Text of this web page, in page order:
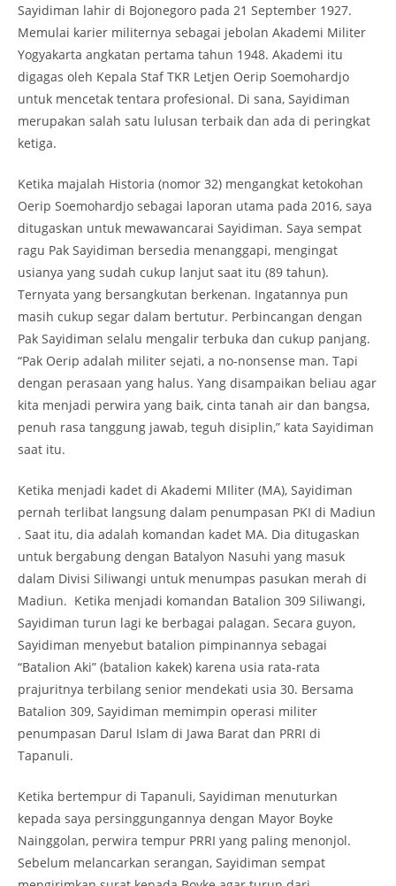
Sayidiman lahir di Bojonegoro pada 21 September 1927.
Memulai karier militernya sebagai jebolan Akademi Militer
Yogyakarta angkatan pertama tahun 1948. Akademi itu
digagas oleh Kepala Staf TKR Letjen Oerip Soemohardjo
untuk mencetak tentara profesional. Di sana, Sayidiman
merupakan salah satu lulusan terbaik dan ada di peringkat
ketiga.
Ketika majalah Historia (nomor 32) mengangkat ketokohan
Oerip Soemohardjo sebagai laporan utama pada 2016, saya
ditugaskan untuk mewawancarai Sayidiman. Saya sempat
ragu Pak Sayidiman bersedia menanggapi, mengingat
usianya yang sudah cukup lanjut saat itu (89 tahun).
Ternyata yang bersangkutan berkenan. Ingatannya pun
masih cukup segar dalam bertutur. Perbincangan dengan
Pak Sayidiman selalu mengalir terbuka dan cukup panjang.
“Pak Oerip adalah militer sejati, a no-nonsense man. Tapi
dengan perasaan yang halus. Yang disampaikan beliau agar
kita menjadi perwira yang baik, cinta tanah air dan bangsa,
penuh rasa tanggung jawab, teguh disiplin,” kata Sayidiman
saat itu.
Ketika menjadi kadet di Akademi MIliter (MA), Sayidiman
pernah terlibat langsung dalam penumpasan PKI di Madiun
. Saat itu, dia adalah komandan kadet MA. Dia ditugaskan
untuk bergabung dengan Batalyon Nasuhi yang masuk
dalam Divisi Siliwangi untuk menumpas pasukan merah di
Madiun. Ketika menjadi komandan Batalion 309 Siliwangi,
Sayidiman turun lagi ke berbagai palagan. Secara guyon,
Sayidiman menyebut batalion pimpinannya sebagai
“Batalion Aki” (batalion kakek) karena usia rata-rata
prajuritnya terbilang senior mendekati usia 30. Bersama
Batalion 309, Sayidiman memimpin operasi militer
penumpasan Darul Islam di Jawa Barat dan PRRI di
Tapanuli.
Ketika bertempur di Tapanuli, Sayidiman menuturkan
kepada saya persinggungannya dengan Mayor Boyke
Nainggolan, perwira tempur PRRI yang paling menonjol.
Sebelum melancarkan serangan, Sayidiman sempat